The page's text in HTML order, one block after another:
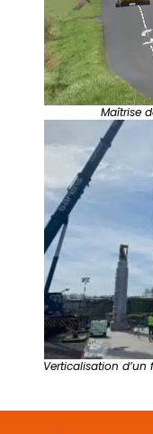
Maîtrise
Verticalisation d’un